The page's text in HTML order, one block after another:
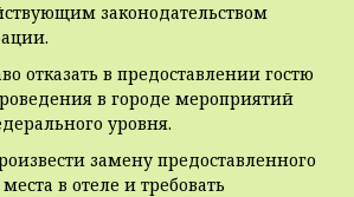
законодательством
отказать в предоставлении гостю
в городе мероприятий
уровня.
замену предоставленного
в отеле и требовать